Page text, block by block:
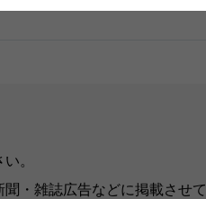
。
・雑誌広告などに掲載させて